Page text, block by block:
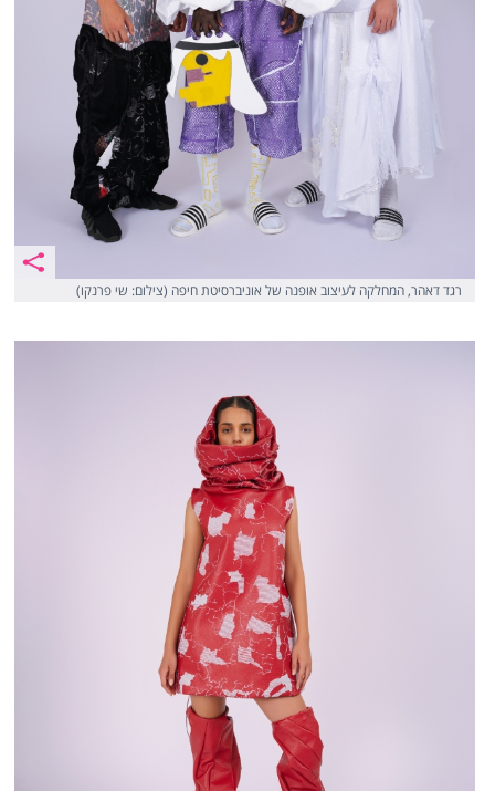
רגד דאהר, המחלקה לעיצוב אופנה של אוניברסיטת חיפה (צילום: שי פרנקו)